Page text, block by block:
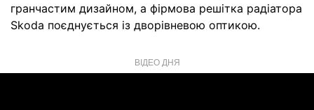
гранчастим дизайном, а фірмова решітка радіатора
Skoda поєднується із дворівневою оптикою.
ВІДЕО ДНЯ